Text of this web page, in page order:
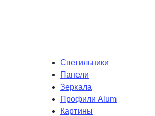
Светильники
Панели
Зеркала
Профили Alum
Картины